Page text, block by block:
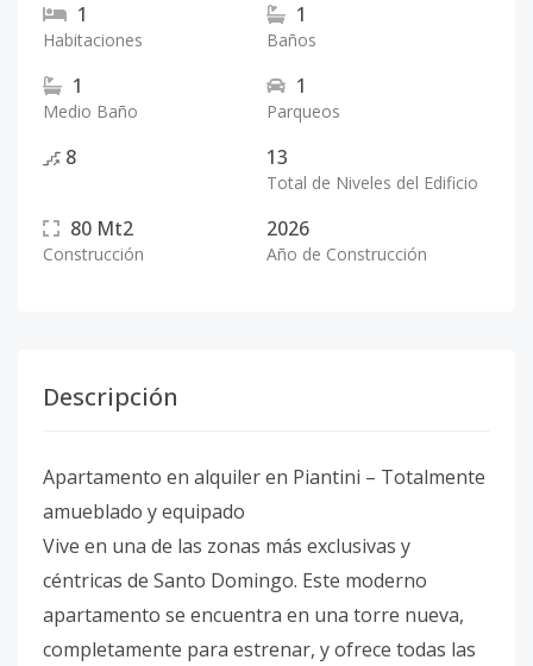
1
Habitaciones
1
Baños
1
Medio Baño
1
Parqueos
8 13
Total de Niveles del Edificio
80 Mt2
Construcción
2026
Año de Construcción
Descripción
Apartamento en alquiler en Piantini – Totalmente
amueblado y equipado
Vive en una de las zonas más exclusivas y
céntricas de Santo Domingo. Este moderno
apartamento se encuentra en una torre nueva,
completamente para estrenar, y ofrece todas las